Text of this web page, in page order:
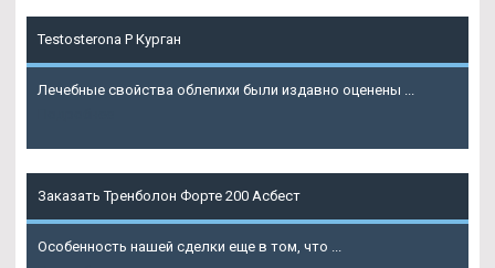
Testosterona P Курган
Лечебные свойства облепихи были издавно оценены ...
Заказать Тренболон Форте 200 Асбест
Особенность нашей сделки еще в том, что ...